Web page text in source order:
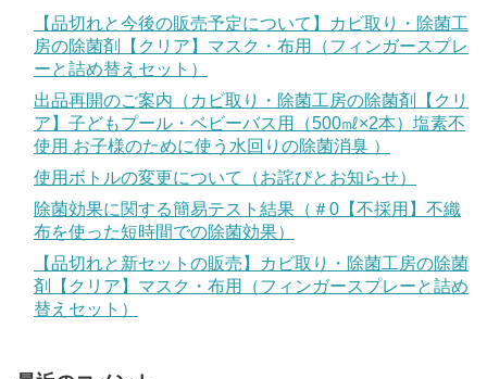
【品切れと今後の販売予定について】カビ取り・除菌工
房の除菌剤【クリア】マスク・布用（フィンガースプレ
ーと詰め替えセット）
出品再開のご案内（カビ取り・除菌工房の除菌剤【クリ
ア】子どもプール・ベビーバス用（500㎖×2本）塩素不
使用 お子様のために使う水回りの除菌消臭 ）
使用ボトルの変更について（お詫びとお知らせ）
除菌効果に関する簡易テスト結果（＃0【不採用】不織
布を使った短時間での除菌効果）
【品切れと新セットの販売】カビ取り・除菌工房の除菌
剤【クリア】マスク・布用（フィンガースプレーと詰め
替えセット）